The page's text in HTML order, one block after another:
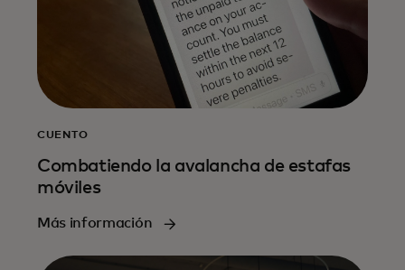
CUENTO
Combatiendo la avalancha de estafas
móviles
Más información